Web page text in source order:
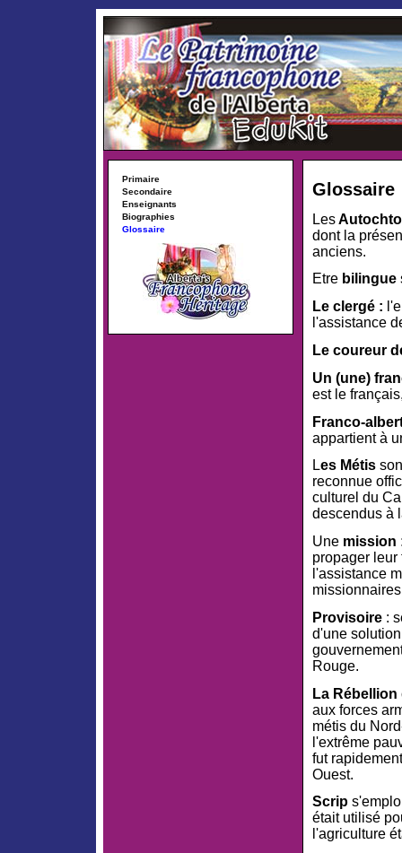
Primaire
Secondaire
Enseignants
Biographies
Glossaire
Glossaire
Les
dont la
anciens.
Etre bilingue
Le clergé :
l'assistance
Le coureur
Un (une)
est le
Franco-
appartient à
Les Métis
reconnue
culturel du
descendus à
Une mission
propager
l'assistance
Provisoire :
d'une
Rouge.
La
aux forces
métis du
l'extrême
fut
Ouest.
Scrip
était utilisé
l'agriculture